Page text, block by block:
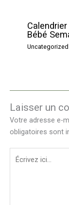
Bébé
Uncategorized
Laisser un
Votre adresse e-
obligatoires sont
Écrivez